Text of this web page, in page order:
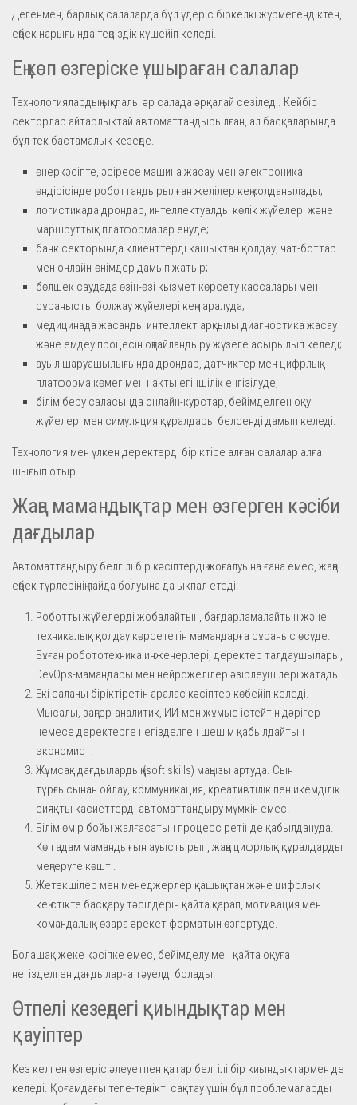
Дегенмен, барлық салаларда бұл үдеріс біркелкі жүрмегендіктен,
еңбек нарығында теңсіздік күшейіп келеді.
Ең көп өзгеріске ұшыраған салалар
Технологиялардың ықпалы әр салада әрқалай сезіледі. Кейбір
секторлар айтарлықтай автоматтандырылған, ал басқаларында
бұл тек бастамалық кезеңде.
өнеркәсіпте, әсіресе машина жасау мен электроника
өндірісінде роботтандырылған желілер кең қолданылады;
логистикада дрондар, интеллектуалды көлік жүйелері және
маршруттық платформалар енуде;
банк секторында клиенттерді қашықтан қолдау, чат-боттар
мен онлайн-өнімдер дамып жатыр;
бөлшек саудада өзін-өзі қызмет көрсету кассалары мен
сұранысты болжау жүйелері кең таралуда;
медицинада жасанды интеллект арқылы диагностика жасау
және емдеу процесін оңтайландыру жүзеге асырылып келеді;
ауыл шаруашылығында дрондар, датчиктер мен цифрлық
платформа көмегімен нақты егіншілік енгізілуде;
білім беру саласында онлайн-курстар, бейімделген оқу
жүйелері мен симуляция құралдары белсенді дамып келеді.
Технология мен үлкен деректерді біріктіре алған салалар алға
шығып отыр.
Жаңа мамандықтар мен өзгерген кәсіби
дағдылар
Автоматтандыру белгілі бір кәсіптердің жоғалуына ғана емес, жаңа
еңбек түрлерінің пайда болуына да ықпал етеді.
Роботты жүйелерді жобалайтын, бағдарламалайтын және
техникалық қолдау көрсететін мамандарға сұраныс өсуде.
Бұған робототехника инженерлері, деректер талдаушылары,
DevOps-мамандары мен нейрожелілер әзірлеушілері жатады.
Екі саланы біріктіретін аралас кәсіптер көбейіп келеді.
Мысалы, заңгер-аналитик, ИИ-мен жұмыс істейтін дәрігер
немесе деректерге негізделген шешім қабылдайтын
экономист.
Жұмсақ дағдылардың (soft skills) маңызы артуда. Сын
тұрғысынан ойлау, коммуникация, креативтілік пен икемділік
сияқты қасиеттерді автоматтандыру мүмкін емес.
Білім өмір бойы жалғасатын процесс ретінде қабылдануда.
Көп адам мамандығын ауыстырып, жаңа цифрлық құралдарды
меңгеруге көшті.
Жетекшілер мен менеджерлер қашықтан және цифрлық
кеңістікте басқару тәсілдерін қайта қарап, мотивация мен
командалық өзара әрекет форматын өзгертуде.
Болашақ жеке кәсіпке емес, бейімделу мен қайта оқуға
негізделген дағдыларға тәуелді болады.
Өтпелі кезеңдегі қиындықтар мен
қауіптер
Кез келген өзгеріс әлеуетпен қатар белгілі бір қиындықтармен де
келеді. Қоғамдағы тепе-теңдікті сақтау үшін бұл проблемаларды